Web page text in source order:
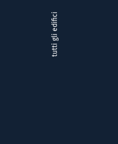
tutti gli edifici